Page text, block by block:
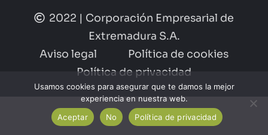
2022 | Corporación Empresarial de
Extremadura S.A.
Aviso legal
Política de cookies
Política de privacidad
Usamos cookies para asegurar que te damos la mejor
experiencia en nuestra web.
Aceptar
No Política de privacidad